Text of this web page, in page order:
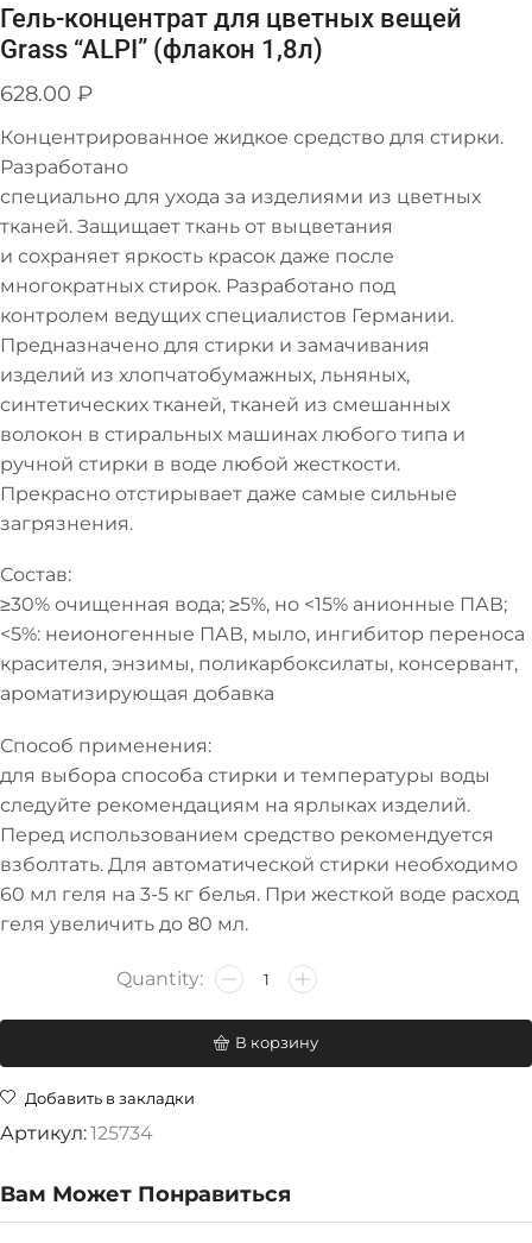
Гель-концентрат для цветных вещей
Grass “ALPI” (флакон 1,8л)
628.00 ₽
Концентрированное жидкое средство для стирки.
Разработано
специально для ухода за изделиями из цветных
тканей. Защищает ткань от выцветания
и сохраняет яркость красок даже после
многократных стирок. Разработано под
контролем ведущих специалистов Германии.
Предназначено для стирки и замачивания
изделий из хлопчатобумажных, льняных,
синтетических тканей, тканей из смешанных
волокон в стиральных машинах любого типа и
ручной стирки в воде любой жесткости.
Прекрасно отстирывает даже самые сильные
загрязнения.
Состав:
≥30% очищенная вода; ≥5%, но <15% анионные ПАВ;
<5%: неионогенные ПАВ, мыло, ингибитор переноса
красителя, энзимы, поликарбоксилаты, консервант,
ароматизирующая добавка
Способ применения:
для выбора способа стирки и температуры воды
следуйте рекомендациям на ярлыках изделий.
Перед использованием средство рекомендуется
взболтать. Для автоматической стирки необходимо
60 мл геля на 3-5 кг белья. При жесткой воде расход
геля увеличить до 80 мл.
В корзину
Добавить в закладки
Артикул:125734
Вам Может Понравиться